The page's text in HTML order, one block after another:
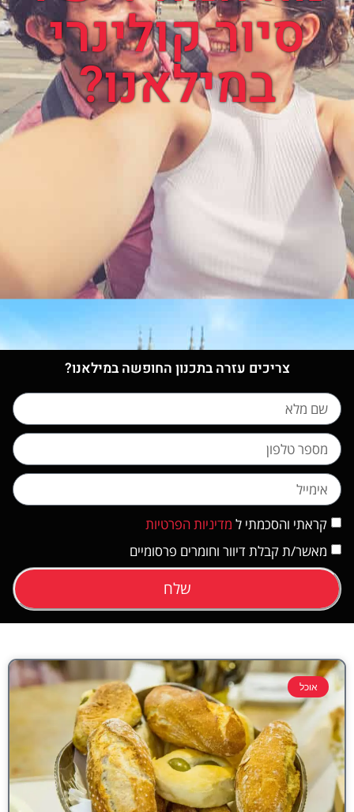
סיור קולינרי
במילאנו?
צריכים עזרה בתכנון החופשה במילאנו?
קראתי והסכמתי ל מדיניות הפרטיות
מאשר/ת קבלת דיוור וחומרים פרסומיים
שלח
אוכל